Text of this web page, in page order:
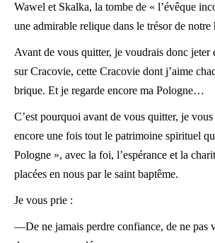
Wawel et Skalka, la tombe de « l’évêque
une admirable relique dans le trésor de notre
Avant de vous quitter, je voudrais donc jeter
sur Cracovie, cette Cracovie dont j’aime
brique. Et je regarde encore ma Pologne…
C’est pourquoi avant de vous quitter, je vous
encore une fois tout le patrimoine spirituel
Pologne », avec la foi, l’espérance et la
placées en nous par le saint baptême.
Je vous prie :
—De ne jamais perdre confiance, de ne pas